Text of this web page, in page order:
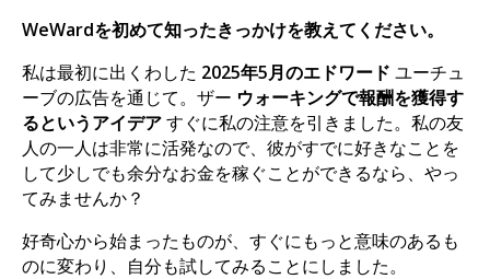
WeWardを初めて知ったきっかけを教えてください。
私は最初に出くわした 2025年5月のエドワード ユーチュ
ーブの広告を通じて。ザー ウォーキングで報酬を獲得す
るというアイデアすぐに私の注意を引きました。私の友
人の一人は非常に活発なので、彼がすでに好きなことを
して少しでも余分なお金を稼ぐことができるなら、やっ
てみませんか？
好奇心から始まったものが、すぐにもっと意味のあるも
のに変わり、自分も試してみることにしました。